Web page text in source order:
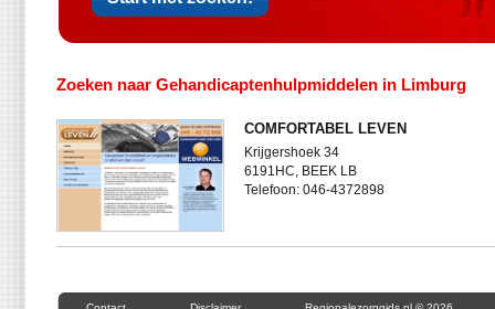
Zoeken naar Gehandicaptenhulpmiddelen in Limburg
COMFORTABEL LEVEN
Krijgershoek 34
6191HC, BEEK LB
Telefoon: 046-4372898